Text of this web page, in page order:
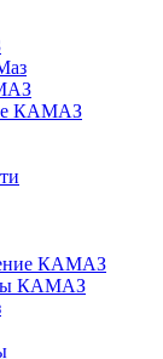
КАМАЗ
КАМАЗ
КАМАЗ